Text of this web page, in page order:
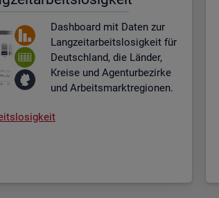
Dash­boardmit Daten zur
Lang­zeit­ar­beits­lo­sig­keit für
Deutsch­land, die Län­der,
Krei­se und Agen­tur­be­zir­ke
und Ar­beits­markt­re­gio­nen.